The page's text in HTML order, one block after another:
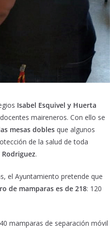
Isabel Esquivel y Huerta
maireneros. Con ello se
mesas dobles que algunos
de la salud de toda
.
el Ayuntamiento pretende que
de mamparas es de 218: 120
mamparas de separación móvil